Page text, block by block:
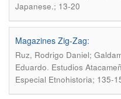
Japanese.; 13-20
Magazines Zig-Zag:
Ruz, Rodrigo Daniel;
Eduardo. Estudios
Especial Etnohistoria; 135-